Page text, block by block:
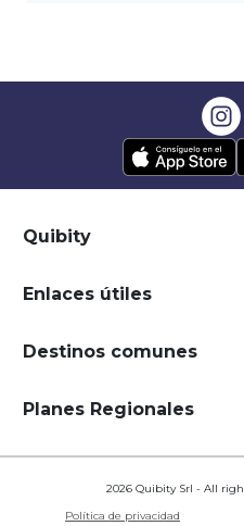
Quibity
Enlaces útiles
Destinos comunes
Planes Regionales
2026 Quibity Srl - All right
Política de privacidad